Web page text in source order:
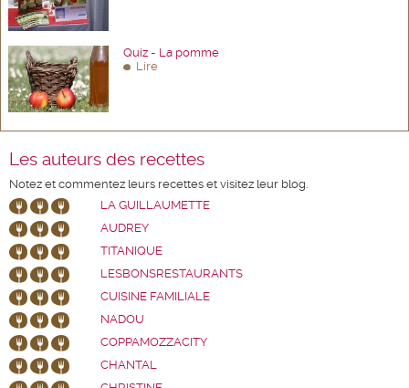
Quiz - La pomme
Lire
Les auteurs des recettes
Notez et commentez leurs recettes et visitez leur blog.
LA GUILLAUMETTE
AUDREY
TITANIQUE
LESBONSRESTAURANTS
CUISINE FAMILIALE
NADOU
COPPAMOZZACITY
CHANTAL